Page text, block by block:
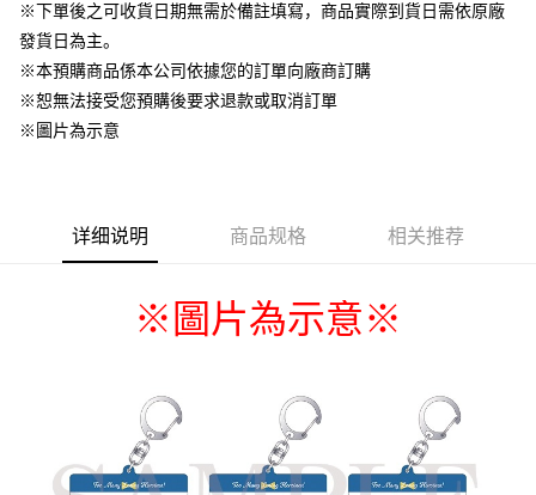
全家取貨付款
每笔NT$65，满NT$1,300(含以上)免运费
付款後全家取貨
每笔NT$65，满NT$1,300(含以上)免运费
7-11取貨付款
宅配-木棉花樂園專用
每笔NT$100，满NT$1,300(含以上)免运费
宅配-離島(澎湖/金門/馬祖)-木棉花樂園專用
※下單後之可收貨日期無需於備註填寫，商品實際到貨日需依原廠
發貨日為主。
※本預購商品係本公司依據您的訂單向廠商訂購
※恕無法接受您預購後要求退款或取消訂單
※圖片為示意
详细说明 商品规格 相关推荐
※圖片為示意※